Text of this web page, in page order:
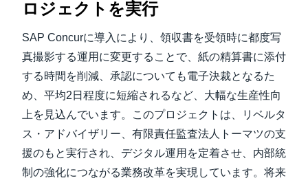
ロジェクトを実行
SAP Concurに導入により、領収書を受領時に都度写
真撮影する運用に変更することで、紙の精算書に添付
する時間を削減、承認についても電子決裁となるた
め、平均2日程度に短縮されるなど、大幅な生産性向
上を見込んでいます。このプロジェクトは、リベルタ
ス・アドバイザリー、有限責任監査法人トーマツの支
援のもと実行され、デジタル運用を定着させ、内部統
制の強化につながる業務改革を実現しています。将来